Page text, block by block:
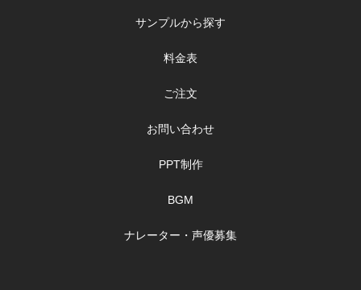
サンプルから探す
料金表
ご注文
お問い合わせ
PPT制作
BGM
ナレーター・声優募集